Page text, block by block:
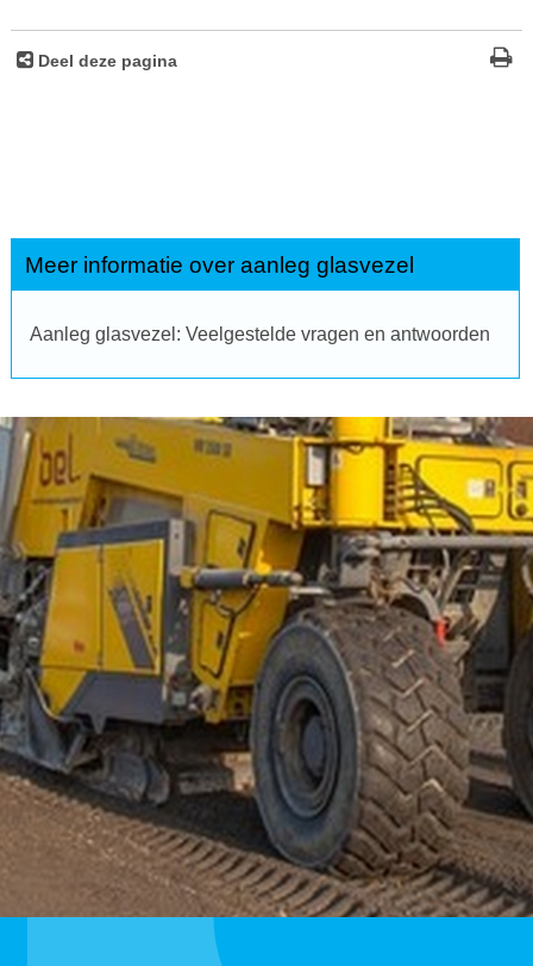
Deel deze pagina
Meer informatie over aanleg glasvezel
Aanleg glasvezel: Veelgestelde vragen en antwoorden